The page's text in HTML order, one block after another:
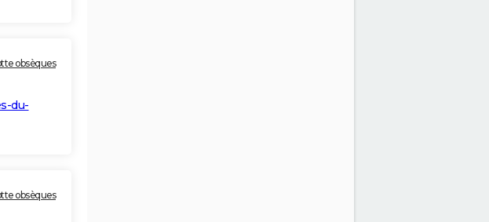
obsèques
du-
obsèques